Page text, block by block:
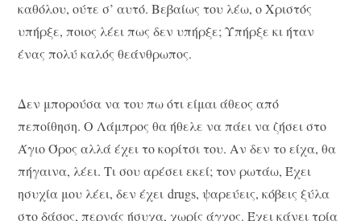
καθόλου, ούτε σ’ αυτό. Βεβαίως του λέω, ο Χριστός
υπήρξε, ποιος λέει πως δεν υπήρξε; Υπήρξε κι ήταν
ένας πολύ καλός θεάνθρωπος.
Δεν μπορούσα να του πω ότι είμαι άθεος από
πεποίθηση. Ο Λάμπρος θα ήθελε να πάει να ζήσει στο
Άγιο Όρος αλλά έχει το κορίτσι του. Αν δεν το είχα, θα
πήγαινα, λέει. Τι σου αρέσει εκεί; τον ρωτάω, Έχει
ησυχία μου λέει, δεν έχει drugs, ψαρεύεις, κόβεις ξύλα
στο δάσος, περνάς ήσυχα, χωρίς άγχος. Έχει κάνει τρία